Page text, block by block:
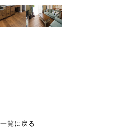
一覧に戻る